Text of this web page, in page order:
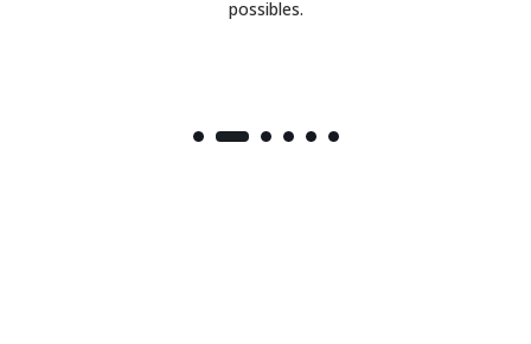
possibles.